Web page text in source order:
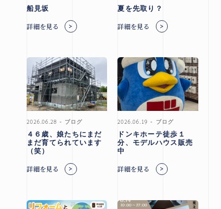
船見坂
詳細を見る
夏を先取り？
詳細を見る
2026.06.28 ブログ
４６歳、娘たちにまだ
まだ育てられています
（笑）
詳細を見る
2026.06.19 ブログ
ドンキホーテ徒歩１
分、モデルハウス販売
中
詳細を見る
@hirose_giken
@hirosegiken
Copyright(c) hirosegiken .All Rights Reserved.